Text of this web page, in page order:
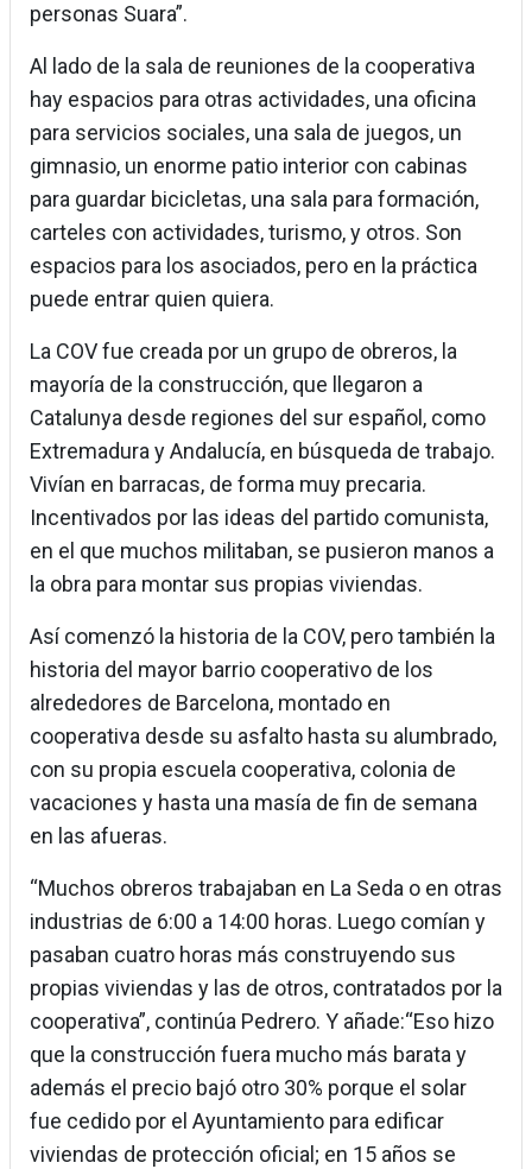
personas Suara”.
Al lado de la sala de reuniones de la cooperativa
hay espacios para otras actividades, una oficina
para servicios sociales, una sala de juegos, un
gimnasio, un enorme patio interior con cabinas
para guardar bicicletas, una sala para formación,
carteles con actividades, turismo, y otros. Son
espacios para los asociados, pero en la práctica
puede entrar quien quiera.
La COV fue creada por un grupo de obreros, la
mayoría de la construcción, que llegaron a
Catalunya desde regiones del sur español, como
Extremadura y Andalucía, en búsqueda de trabajo.
Vivían en barracas, de forma muy precaria.
Incentivados por las ideas del partido comunista,
en el que muchos militaban, se pusieron manos a
la obra para montar sus propias viviendas.
Así comenzó la historia de la COV, pero también la
historia del mayor barrio cooperativo de los
alrededores de Barcelona, montado en
cooperativa desde su asfalto hasta su alumbrado,
con su propia escuela cooperativa, colonia de
vacaciones y hasta una masía de fin de semana
en las afueras.
“Muchos obreros trabajaban en La Seda o en otras
industrias de 6:00 a 14:00 horas. Luego comían y
pasaban cuatro horas más construyendo sus
propias viviendas y las de otros, contratados por la
cooperativa”, continúa Pedrero. Y añade:“Eso hizo
que la construcción fuera mucho más barata y
además el precio bajó otro 30% porque el solar
fue cedido por el Ayuntamiento para edificar
viviendas de protección oficial; en 15 años se